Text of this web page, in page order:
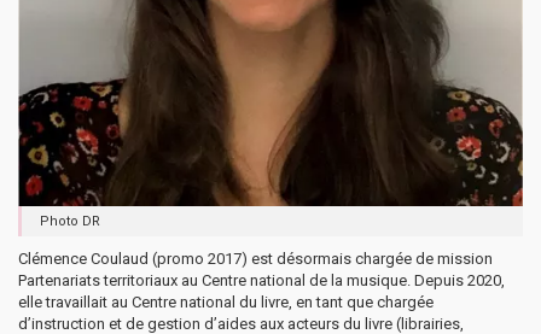
Photo DR
Clémence Coulaud (promo 2017) est désormais chargée de mission
Partenariats territoriaux au Centre national de la musique. Depuis 2020,
elle travaillait au Centre national du livre, en tant que chargée
d’instruction et de gestion d’aides aux acteurs du livre (librairies,